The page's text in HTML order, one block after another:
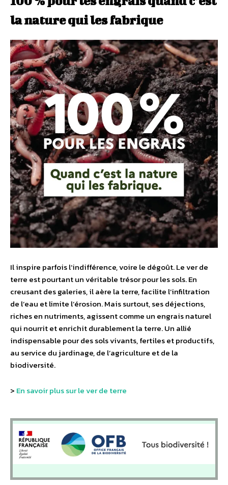
la nature qui les fabrique
Il inspire parfois l’indifférence, voire le dégoût. Le ver de
terre est pourtant un véritable trésor pour les sols. En
creusant des galeries, il aère la terre, facilite l’infiltration
de l’eau et limite l’érosion. Mais surtout, ses déjections,
riches en nutriments, agissent comme un engrais naturel
qui nourrit et enrichit durablement la terre. Un allié
indispensable pour des sols vivants, fertiles et productifs,
au service du jardinage, de l’agriculture et de la
biodiversité.
> En savoir plus sur le ver de terre